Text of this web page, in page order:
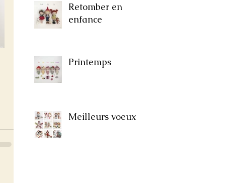
Retomber en
enfance
Printemps
Meilleurs voeux